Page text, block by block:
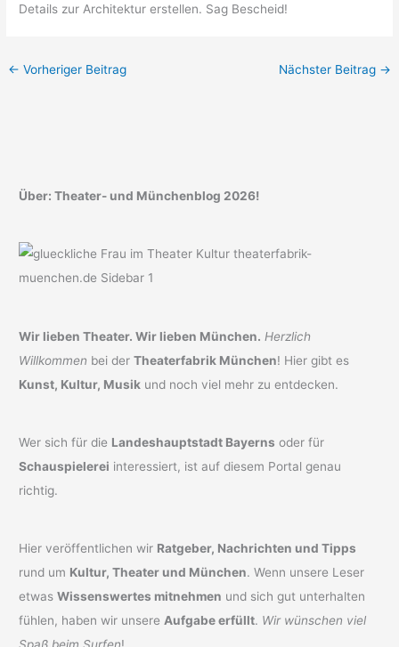
Details zur Architektur erstellen. Sag Bescheid!
← Vorheriger Beitrag Nächster Beitrag →
Über: Theater- und Münchenblog 2026!
Wir lieben Theater. Wir lieben München. Herzlich
Willkommen bei derTheaterfabrik München! Hier gibt es
Kunst, Kultur, Musik und noch viel mehr zu entdecken.
Wer sich für die Landeshauptstadt Bayerns oder für
Schauspielerei interessiert, ist auf diesem Portal genau
richtig.
Hier veröffentlichen wir Ratgeber, Nachrichten und Tipps
rund um Kultur, Theater und München. Wenn unsere Leser
etwasWissenswertes mitnehmen und sich gut unterhalten
fühlen, haben wir unsereAufgabe erfüllt. Wir wünschen viel